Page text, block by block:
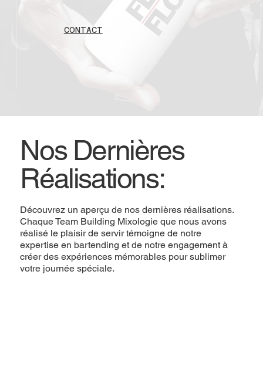
CONTACT
Nos Dernières
Réalisations:
Découvrez un aperçu de nos dernières réalisations.
Chaque Team Building Mixologie que nous avons
réalisé le plaisir de servir témoigne de notre
expertise en bartending et de notre engagement à
créer des expériences mémorables pour sublimer
votre journée spéciale.